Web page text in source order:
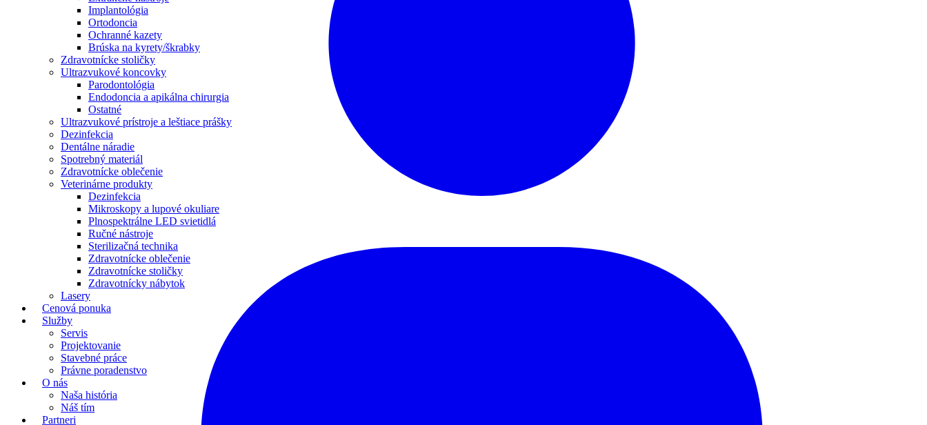
Implantológia
Ortodoncia
Ochranné kazety
Brúska na kyrety/škrabky
Zdravotnícke stoličky
Ultrazvukové koncovky
Parodontológia
Endodoncia a apikálna chirurgia
Ostatné
Ultrazvukové prístroje a leštiace prášky
Dezinfekcia
Dentálne náradie
Spotrebný materiál
Zdravotnícke oblečenie
Veterinárne produkty
Dezinfekcia
Mikroskopy a lupové okuliare
Plnospektrálne LED svietidlá
Ručné nástroje
Sterilizačná technika
Zdravotnícke oblečenie
Zdravotnícke stoličky
Zdravotnícky nábytok
Lasery
Cenová ponuka
Služby
Servis
Projektovanie
Stavebné práce
Právne poradenstvo
O nás
Naša história
Náš tím
Partneri